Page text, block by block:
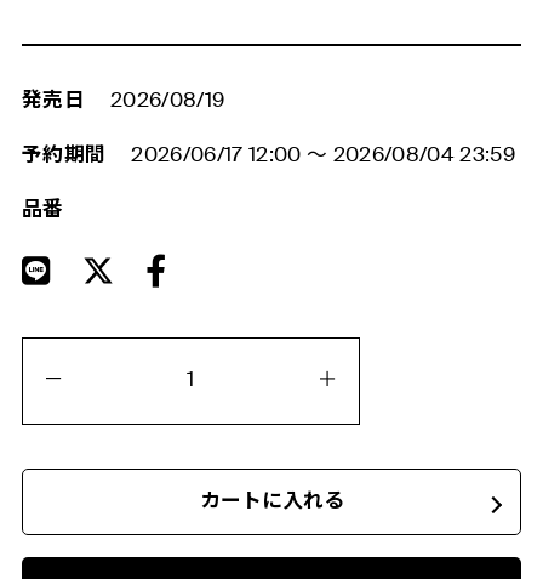
発売日 2026/08/19
予約期間 2026/06/17 12:00 ～ 2026/08/04 23:59
品番
カートに入れる